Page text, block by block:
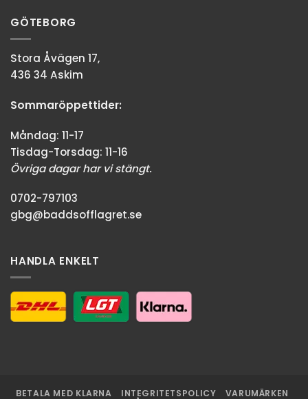
GÖTEBORG
Stora Åvägen 17,
436 34 Askim
Sommaröppettider:
Måndag: 11-17
Tisdag-Torsdag: 11-16
Övriga dagar har vi stängt.
0702-797103
gbg@baddsofflagret.se
HANDLA ENKELT
BETALA MED KLARNA INTEGRITETSPOLICY
VARUMÄRKEN